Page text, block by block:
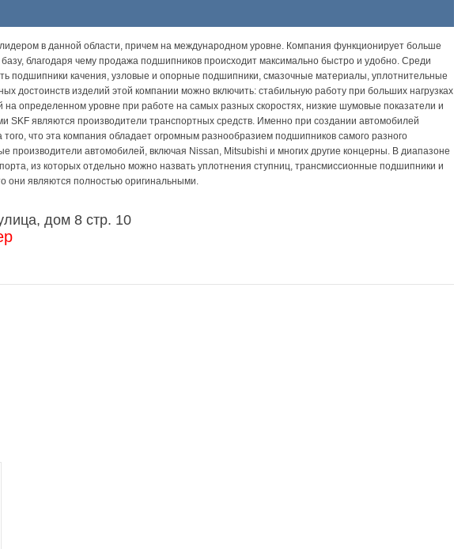
в данной области, причем на международном уровне. Компания функционирует больше
благодаря чему продажа подшипников происходит максимально быстро и удобно. Среди
подшипники качения, узловые и опорные подшипники, смазочные материалы, уплотнительные
достоинств изделий этой компании можно включить: стабильную работу при больших нагрузках
на определенном уровне при работе на самых разных скоростях, низкие шумовые показатели и
являются производители транспортных средств. Именно при создании автомобилей
что эта компания обладает огромным разнообразием подшипников самого разного
производители автомобилей, включая Nissan, Mitsubishi и многих другие концерны. В диапазоне
из которых отдельно можно назвать уплотнения ступниц, трансмиссионные подшипники и
они являются полностью оригинальными.
дом 8 стр. 10